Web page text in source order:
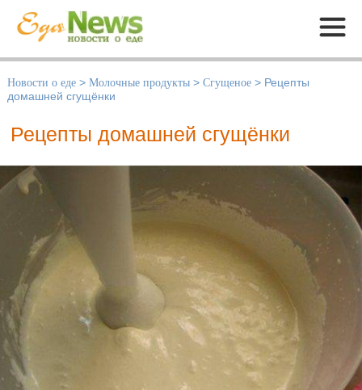
Меню
Новости о еде > Молочные продукты > Сгущеное > Рецепты
домашней сгущёнки
Рецепты домашней сгущёнки